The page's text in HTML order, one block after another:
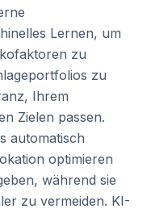
Lernen, um
zu
zu
Ihrem
Zielen passen.
automatisch
optimieren
während sie
zu vermeiden. KI-